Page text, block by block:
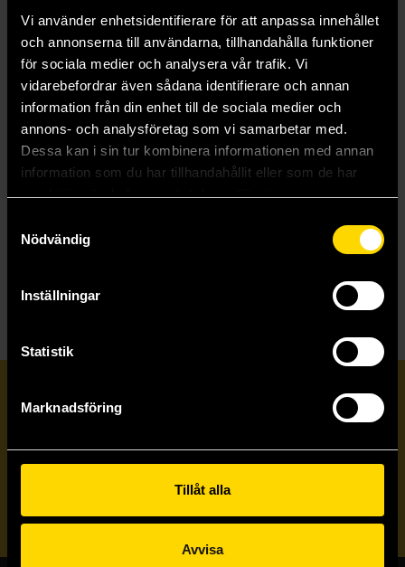
Vi använder enhetsidentifierare för att anpassa innehållet
och annonserna till användarna, tillhandahålla funktioner
för sociala medier och analysera vår trafik. Vi
vidarebefordrar även sådana identifierare och annan
information från din enhet till de sociala medier och
annons- och analysföretag som vi samarbetar med.
Dessa kan i sin tur kombinera informationen med annan
information som du har tillhandahållit eller som de har
samlat in när du har använt deras tjänster.
Nödvändig
Inställningar
Statistik
Marknadsföring
Tillåt alla
Avvisa
The Writer's Map: An Atlas of Imaginary Lands
Huw Lewis-Jones
Prenumerera på vårt nyhetsbrev